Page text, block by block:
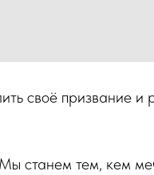
своё призвание и
станем тем, кем